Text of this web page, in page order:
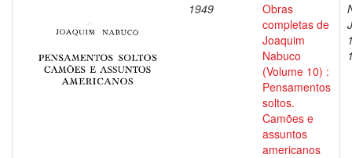
1949
Obras
completas de
Joaquim
Nabuco
(Volume 10) :
Pensamentos
soltos.
Camões e
assuntos
americanos